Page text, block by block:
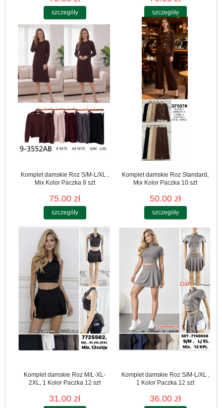
szczegóły szczegóły
Komplet damskie Roz S/M-L/XL ,
Mix Kolor Paczka 8 szt
75.00 zł
szczegóły
Komplet damskie Roz Standard,
Mix Kolor Paczka 10 szt
50.00 zł
szczegóły
Komplet damskie Roz M/L-XL-
2XL, 1 Kolor Paczka 12 szt
31.00 zł
Komplet damskie Roz S/M-L/XL ,
1 Kolor Paczka 12 szt
36.00 zł